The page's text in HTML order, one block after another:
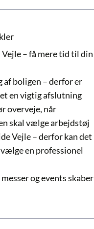
– få mere tid til din
af boligen – derfor er
en vigtig afslutning
overveje, når
skal vælge arbejdstøj
Vejle – derfor kan det
en professionel
og events skaber